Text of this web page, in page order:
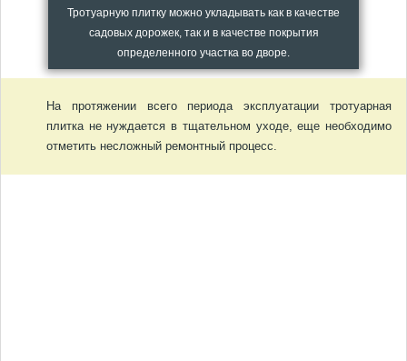
Тротуарную плитку можно укладывать как в качестве
садовых дорожек, так и в качестве покрытия
определенного участка во дворе.
На протяжении всего периода эксплуатации тротуарная
плитка не нуждается в тщательном уходе, еще необходимо
отметить несложный ремонтный процесс.